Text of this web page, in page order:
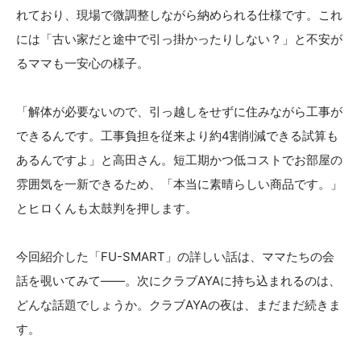
れており、現場で微調整しながら納められる仕様です。これ
には「古い家だと途中で引っ掛かったりしない？」と不安が
るママも一安心の様子。
「解体が必要ないので、引っ越しをせずに住みながら工事が
できるんです。工事負担を従来より約4割削減できる試算も
あるんですよ」と高田さん。短工期かつ低コストでお部屋の
雰囲気を一新できるため、「本当に素晴らしい商品です。」
とヒロくんも太鼓判を押します。
今回紹介した「FU-SMART」の詳しい話は、ママたちの会
話を覗いてみて――。次にクラブAYAに持ち込まれるのは、
どんな話題でしょうか。クラブAYAの夜は、まだまだ続きま
す。